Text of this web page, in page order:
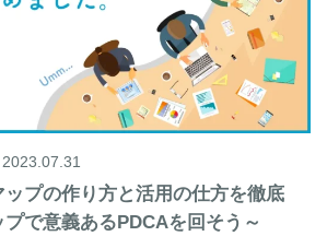
2023.07.31
プの作り方と活用の仕方を徹底
で意義あるPDCAを回そう～